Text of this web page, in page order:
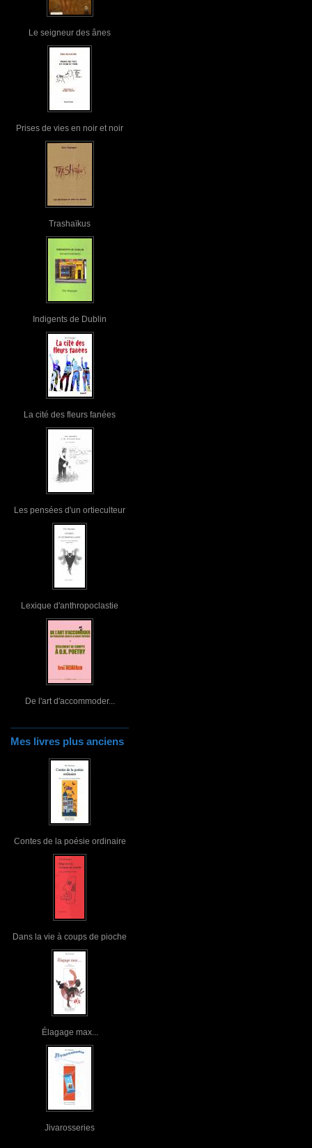
Le seigneur des ânes
Prises de vies en noir et noir
Trashaïkus
Indigents de Dublin
La cité des fleurs fanées
Les pensées d'un ortieculteur
Lexique d'anthropoclastie
De l'art d'accommoder...
Mes livres plus anciens
Contes de la poésie ordinaire
Dans la vie à coups de pioche
Élagage max...
Jivarosseries